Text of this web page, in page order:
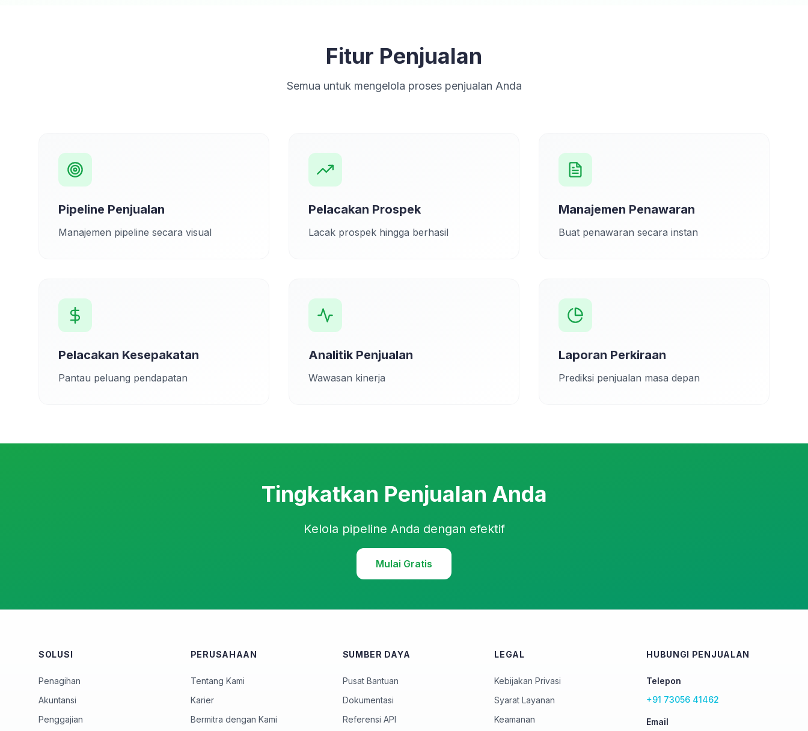
Fitur Penjualan
Semua untuk mengelola proses penjualan Anda
Pipeline Penjualan
Manajemen pipeline secara visual
Pelacakan Prospek
Lacak prospek hingga berhasil
Manajemen Penawaran
Buat penawaran secara instan
Pelacakan Kesepakatan
Pantau peluang pendapatan
Analitik Penjualan
Wawasan kinerja
Laporan Perkiraan
Prediksi penjualan masa depan
Tingkatkan Penjualan Anda
Kelola pipeline Anda dengan efektif
Mulai Gratis
SOLUSI
Penagihan
Akuntansi
Penggajian
PERUSAHAAN
Tentang Kami
Karier
Bermitra dengan Kami
SUMBER DAYA
Pusat Bantuan
Dokumentasi
Referensi API
LEGAL
Kebijakan Privasi
Syarat Layanan
Keamanan
HUBUNGI PENJUALAN
Telepon
+91 73056 41462
Email